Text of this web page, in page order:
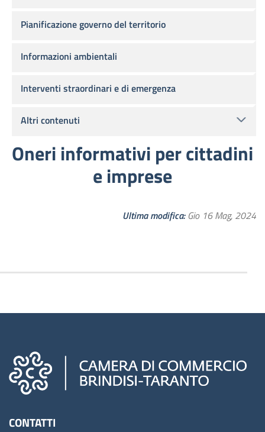
Oneri informativi per cittadini
e imprese
Ultima modifica Gio 16 Mag, 2024
Pianificazione governo del territorio
Informazioni ambientali
Interventi straordinari e di emergenza
Altri contenuti
CONTATTI